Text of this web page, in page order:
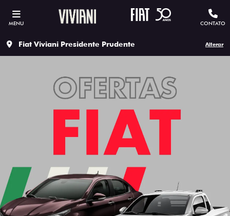
MENU CONTATO
Fiat Viviani Presidente Prudente Alterar